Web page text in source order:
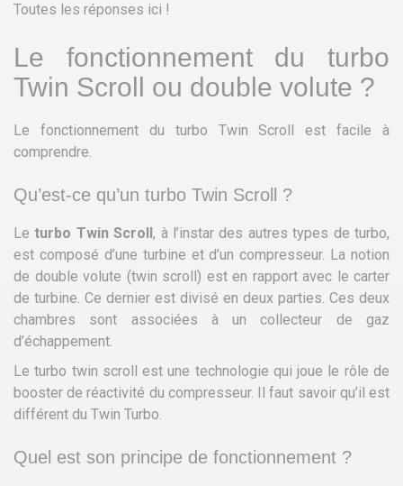
Toutes les réponses ici !
Le fonctionnement du turbo
Twin Scroll ou double volute ?
Le fonctionnement du turbo Twin Scroll est facile à
comprendre.
Qu’est-ce qu’un turbo Twin Scroll ?
Le turbo Twin Scroll, à l’instar des autres types de turbo,
est composé d’une turbine et d’un compresseur. La notion
de double volute (twin scroll) est en rapport avec le carter
de turbine. Ce dernier est divisé en deux parties. Ces deux
chambres sont associées à un collecteur de gaz
d’échappement.
Le turbo twin scroll est une technologie qui joue le rôle de
booster de réactivité du compresseur. Il faut savoir qu’il est
différent du Twin Turbo.
Quel est son principe de fonctionnement ?